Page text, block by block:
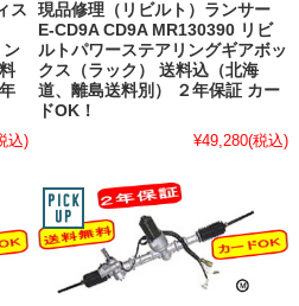
ス
ン
込)
現品修理（リビルト）ランサー
E-CD9A CD9A MR130390 リビ
ルトパワーステアリングギアボッ
クス（ラック） 送料込（北海
道、離島送料別） ２年保証 カー
ドOK！
¥49,280(税込)